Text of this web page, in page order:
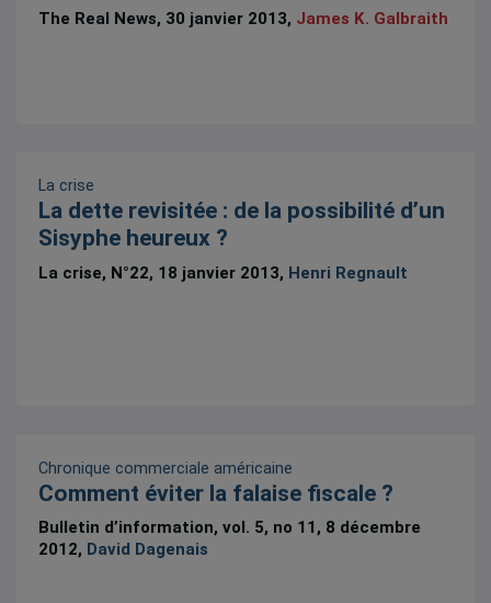
The Real News, 30 janvier 2013, James K. Galbraith
La crise
La dette revisitée : de la possibilité d’un
Sisyphe heureux ?
La crise, N°22, 18 janvier 2013, Henri Regnault
Chronique commerciale américaine
Comment éviter la falaise fiscale ?
Bulletin d’information, vol. 5, no 11, 8 décembre
2012, David Dagenais